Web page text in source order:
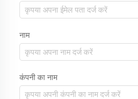
नाम
कंपनी का नाम